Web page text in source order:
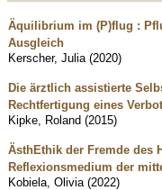
Äquilibrium im (P)flug :
Ausgleich
Kerscher, Julia (2020)
Die ärztlich assistierte
Rechtfertigung eines
Kipke, Roland (2015)
ÄsthEthik der Fremde des
Reflexionsmedium der
Kobiela, Olivia (2022)